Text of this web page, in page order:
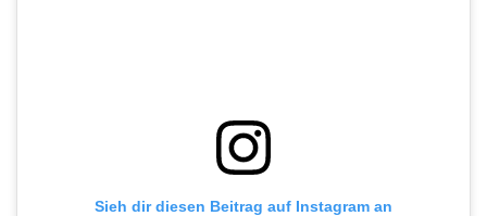
Sieh dir diesen Beitrag auf Instagram an